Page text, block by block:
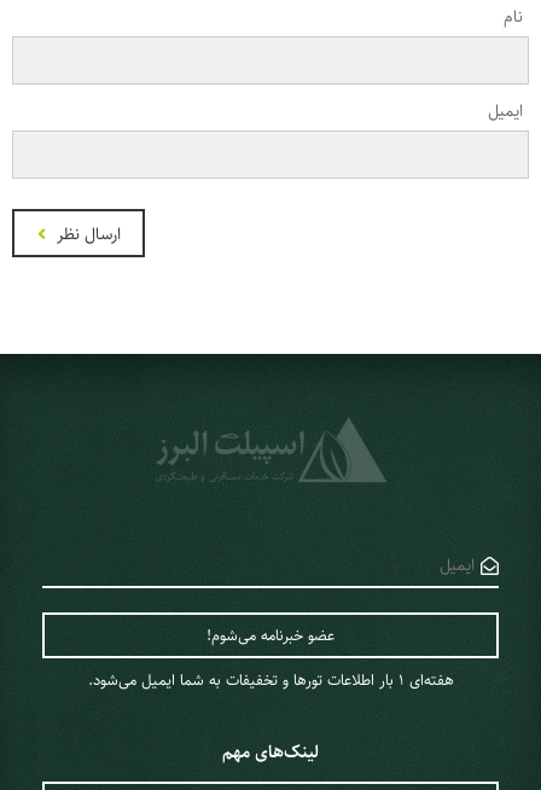
نام
ایمیل
ارسال نظر
هفته‌ای 1 ‌بار اطلاعات تورها و تخفیفات به شما ایمیل می‌شود.
لینک‌های مهم